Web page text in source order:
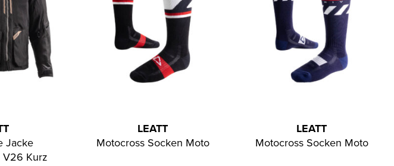
Jacke
V26 Kurz
LEATT
Motocross Socken Moto
LEATT
Motocross Socken Moto